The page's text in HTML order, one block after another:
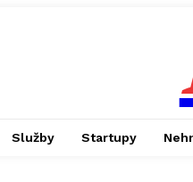
Služby Startupy